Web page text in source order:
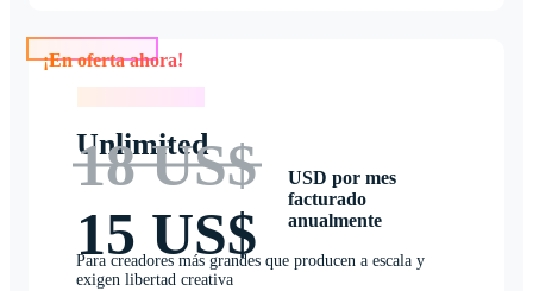
Unlimited
18 US$
15 US$
USD por mes
facturado
anualmente
Para creadores más grandes que producen a escala y
exigen libertad creativa